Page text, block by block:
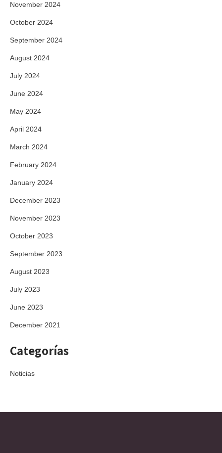
November 2024
October 2024
September 2024
August 2024
July 2024
June 2024
May 2024
April 2024
March 2024
February 2024
January 2024
December 2023
November 2023
October 2023
September 2023
August 2023
July 2023
June 2023
December 2021
Categorías
Noticias